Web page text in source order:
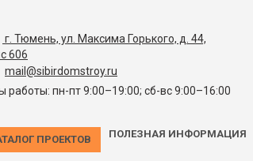
г. Тюмень, ул. Максима Горького, д. 44,
606
mail@sibirdomstroy.ru
работы: пн-пт 9:00–19:00; сб-вс 9:00–16:00
ПРОЕКТОВ ПОЛЕЗНАЯ ИНФОРМАЦИЯ